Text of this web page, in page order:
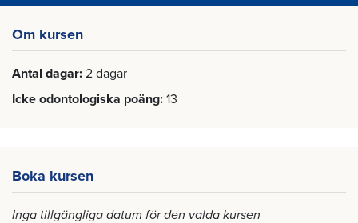
Om kursen
Antal dagar 2 dagar
Icke odontologiska poäng 13
Boka kursen
Inga tillgängliga datum för den valda kursen